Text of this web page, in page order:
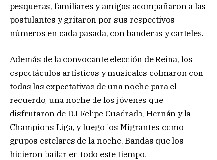
pesqueras, familiares y amigos acompañaron a las
postulantes y gritaron por sus respectivos
números en cada pasada, con banderas y carteles.
Además de la convocante elección de Reina, los
espectáculos artísticos y musicales colmaron con
todas las expectativas de una noche para el
recuerdo, una noche de los jóvenes que
disfrutaron de DJ Felipe Cuadrado, Hernán y la
Champions Liga, y luego los Migrantes como
grupos estelares de la noche. Bandas que los
hicieron bailar en todo este tiempo.